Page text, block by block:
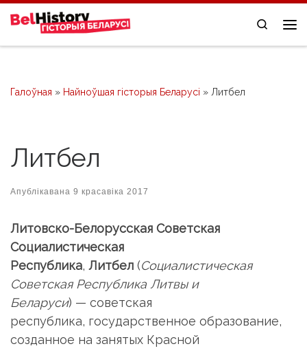
Skip to content
Search
Галоўная » Найноўшая гісторыя Беларусі » Литбел
Литбел
Апублікавана 9 красавіка 2017
Литовско-Белорусская Советская
Социалистическая
Республика, Литбел (Социалистическая
Советская Республика Литвы и
Беларуси) — советская
республика, государственное образование,
созданное на занятых Красной